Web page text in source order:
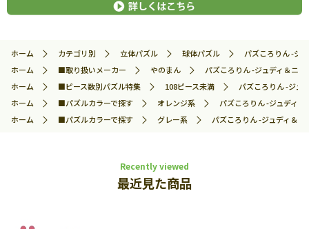
ホーム カテゴリ別 立体パズル 球体パズル
パズころりん -ジ
ホーム
■取り扱いメーカー やのまん
パズころりん -ジュディ＆ニ
ホーム
■ピース数別パズル特集 108ピース未満
パズころりん -ジ
ホーム
■パズルカラーで探す オレンジ系
パズころりん -ジュディ
ホーム
■パズルカラーで探す グレー系 パズころりん -ジュディ＆
Recently viewed
最近見た商品